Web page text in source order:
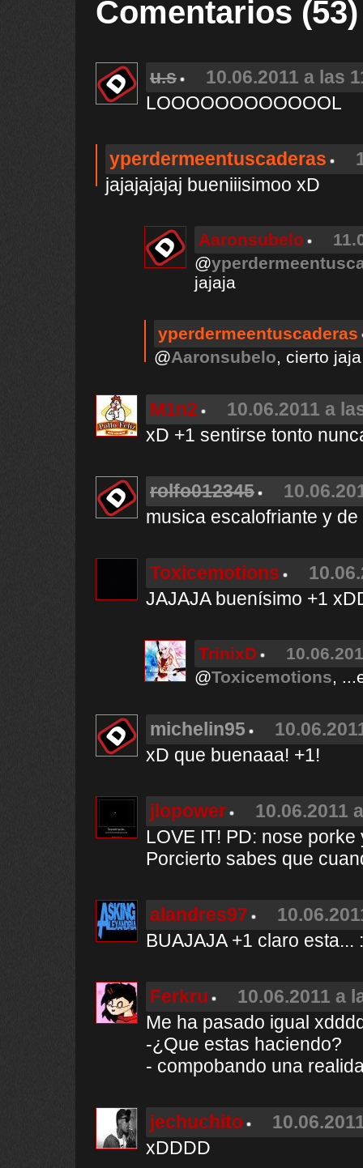
Comentarios (53)
u.s
10.06.2011 a las
LOOOOOOOOOOOOL
yperdermeentuscaderas
jajajajajaj bueniiisimoo xD
Aaronsubelo
@
jajaja
yperdermeentuscaderas
@Aaronsubelo, cierto
M1n2
10.06.2011 a
xD +1 sentirse tonto
rolfo012345
musica escalofriante y
Toxicemotions
JAJAJA buenísimo +1
TrinixD
@Toxicemotions,
michelin95
xD que buenaaa! +1!
jlopower
10.06.2011
LOVE IT! PD: nose
Porcierto sabes que
alandres97
BUAJAJA +1 claro esta...
Ferkru
10.06.2011 a
Me ha pasado igual
-¿Que estas haciendo?
- compobando una
jechuchito
xDDDD